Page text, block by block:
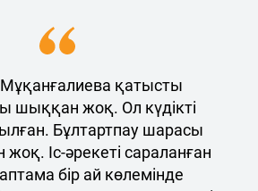
қатысты
шыққан жоқ. Ол күдікті
Бұлтартпау шарасы
Іс-әрекеті сараланған
бір ай көлемінде